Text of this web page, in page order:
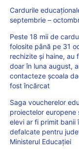
Cardurile
septembrie –
Peste 18 mii de
folosite până pe 31
rechizite și haine, au
doar în luna august,
contacteze școala
fost încărcat
Saga voucherelor
proiectelor
elevi ar fi primit banii
defalcate pentru
Ministerul Educației